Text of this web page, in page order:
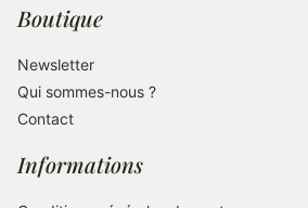
Boutique
Newsletter
Qui sommes-nous ?
Contact
Informations